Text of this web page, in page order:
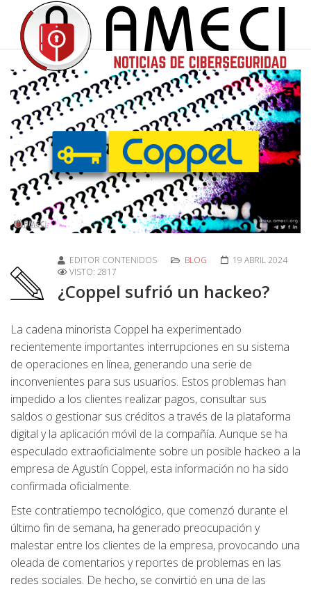
EDITOR CONTENIDOS BLOG
19 ABRIL 2024
VISTO: 2817
¿Coppel sufrió un hackeo?
La cadena minorista Coppel ha experimentado
recientemente importantes interrupciones en su sistema
de operaciones en línea, generando una serie de
inconvenientes para sus usuarios. Estos problemas han
impedido a los clientes realizar pagos, consultar sus
saldos o gestionar sus créditos a través de la plataforma
digital y la aplicación móvil de la compañía. Aunque se ha
especulado extraoficialmente sobre un posible hackeo a la
empresa de Agustín Coppel, esta información no ha sido
confirmada oficialmente.
Este contratiempo tecnológico, que comenzó durante el
último fin de semana, ha generado preocupación y
malestar entre los clientes de la empresa, provocando una
oleada de comentarios y reportes de problemas en las
redes sociales. De hecho, se convirtió en una de las